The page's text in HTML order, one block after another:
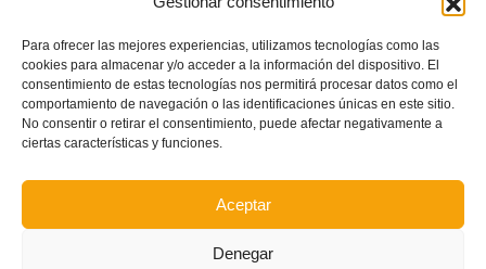
Para ofrecer las mejores experiencias, utilizamos tecnologías como las
cookies para almacenar y/o acceder a la información del dispositivo. El
consentimiento de estas tecnologías nos permitirá procesar datos como el
comportamiento de navegación o las identificaciones únicas en este sitio.
No consentir o retirar el consentimiento, puede afectar negativamente a
ciertas características y funciones.
Aceptar
Denegar
Este es el grupo de la Lliga Autonòmica Juvenil de
fútbol sala de la temporada 2026/2027
El calendario del grupo VI de Tercera Federación
RFEF para la temporada 2026/27 se sorteará el
Nuevo curso de Entrenador de fútbol Licencia UEFA
plazas del curso de septiembre)